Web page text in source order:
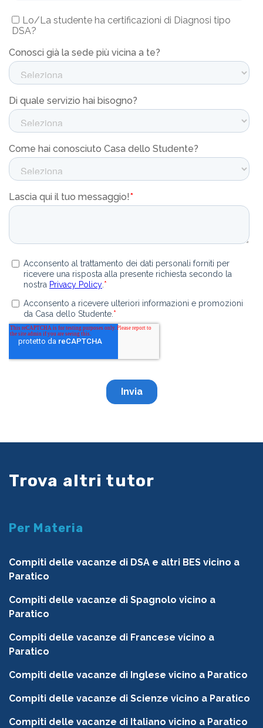
Trova altri tutor
Per Materia
Compiti delle vacanze di DSA e altri BES vicino a
Paratico
Compiti delle vacanze di Spagnolo vicino a
Paratico
Compiti delle vacanze di Francese vicino a
Paratico
Compiti delle vacanze di Inglese vicino a Paratico
Compiti delle vacanze di Scienze vicino a Paratico
Compiti delle vacanze di Italiano vicino a Paratico